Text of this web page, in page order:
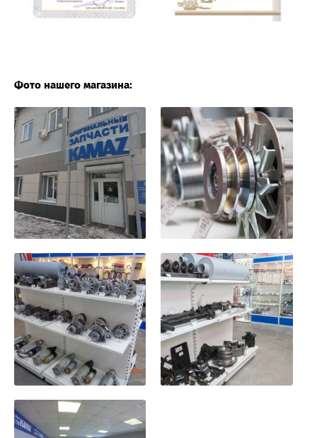
Фото нашего магазина: